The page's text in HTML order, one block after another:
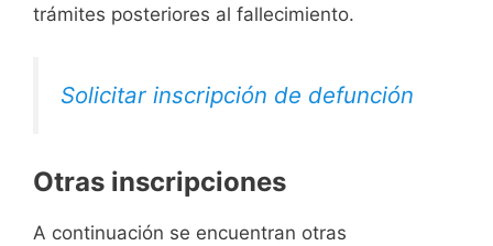
trámites posteriores al fallecimiento.
Solicitar inscripción de defunción
Otras inscripciones
A continuación se encuentran otras